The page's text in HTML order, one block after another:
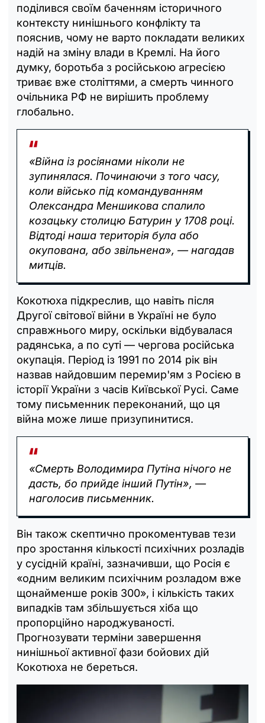
поділився своїм баченням історичного
контексту нинішнього конфлікту та
пояснив, чому не варто покладати великих
надій на зміну влади в Кремлі. На його
думку, боротьба з російською агресією
триває вже століттями, а смерть чинного
очільника РФ не вирішить проблему
глобально.
«Війна із росіянами ніколи не
зупинялася. Починаючи з того часу,
коли військо під командуванням
Олександра Меншикова спалило
козацьку столицю Батурин у 1708 році.
Відтоді наша територія була або
окупована, або звільнена», — нагадав
митців.
Кокотюха підкреслив, що навіть після
Другої світової війни в Україні не було
справжнього миру, оскільки відбувалася
радянська, а по суті — чергова російська
окупація. Період із 1991 по 2014 рік він
назвав найдовшим перемир'ям з Росією в
історії України з часів Київської Русі. Саме
тому письменник переконаний, що ця
війна може лише призупинитися.
«Смерть Володимира Путіна нічого не
дасть, бо прийде інший Путін», —
наголосив письменник.
Він також скептично прокоментував тези
про зростання кількості психічних розладів
у сусідній країні, зазначивши, що Росія є
«одним великим психічним розладом вже
щонайменше років 300», і кількість таких
випадків там збільшується хіба що
пропорційно народжуваності.
Прогнозувати терміни завершення
нинішньої активної фази бойових дій
Кокотюха не береться.